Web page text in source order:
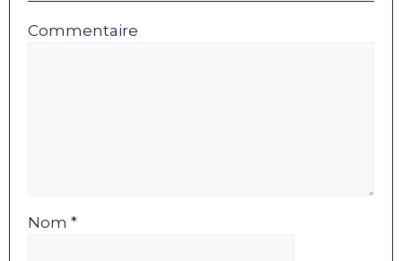
Commentaire
Nom *